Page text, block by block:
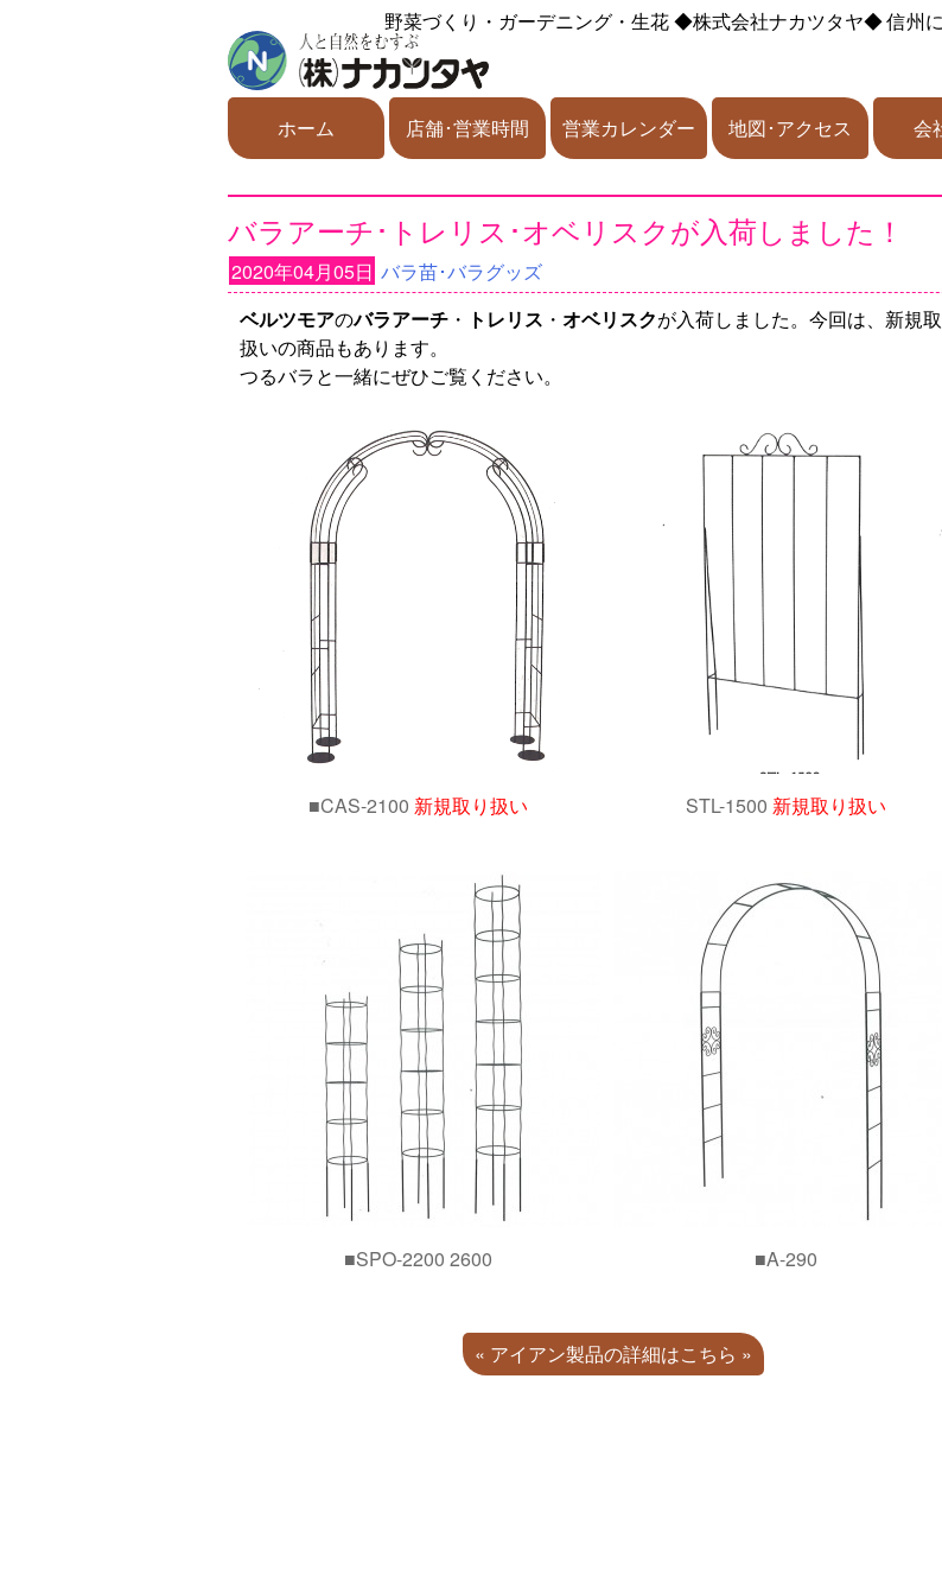
野菜づくり・ガーデニング・生花◆株式会社ナカツタヤ◆信州
ホーム 店舗･営業時間 営業カレンダー 地図･アクセス 会
バラアーチ･トレリス･オベリスクが入荷しました！
2020年04月05日 バラ苗･バラグッズ
ベルツモアのバラアーチ ・ トレリス ・ オベリスクが入荷しました。今回は、新規
扱いの商品もあります。
つるバラと一緒にぜひご覧ください。
■CAS-2100 新規取り扱い STL-1500 新規取り扱い
■SPO-2200 2600 ■A-290
« アイアン製品の詳細はこちら »